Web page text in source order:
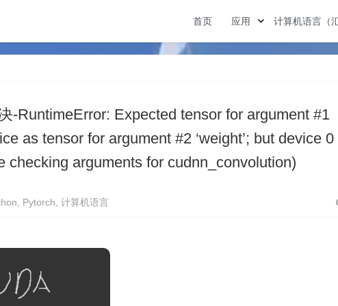
首页 应用 计算机语言（
-RuntimeError: Expected tensor for argument #1
as tensor for argument #2 ‘weight’; but device 0
checking arguments for cudnn_convolution)
Pytorch 计算机语言